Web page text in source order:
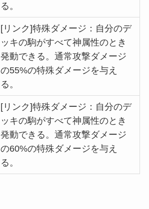
る。
[リンク]特殊ダメージ：自分のデ
ッキの駒がすべて神属性のとき
発動できる。通常攻撃ダメージ
の55%の特殊ダメージを与え
る。
[リンク]特殊ダメージ：自分のデ
ッキの駒がすべて神属性のとき
発動できる。通常攻撃ダメージ
の60%の特殊ダメージを与え
る。